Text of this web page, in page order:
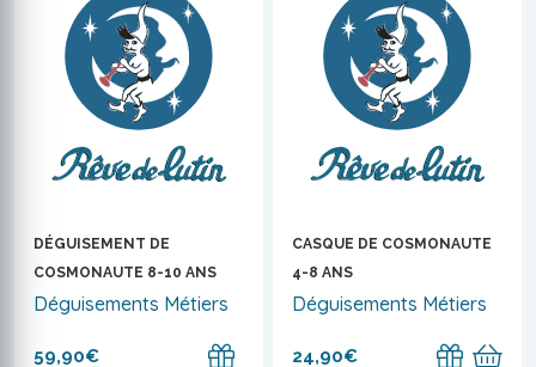
DÉGUISEMENT DE
COSMONAUTE 8-10 ANS
Déguisements Métiers
59,90€
CASQUE DE COSMONAUTE
4-8 ANS
Déguisements Métiers
24,90€